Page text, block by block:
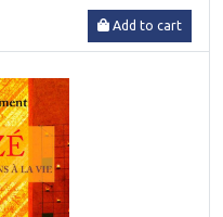
Add to cart